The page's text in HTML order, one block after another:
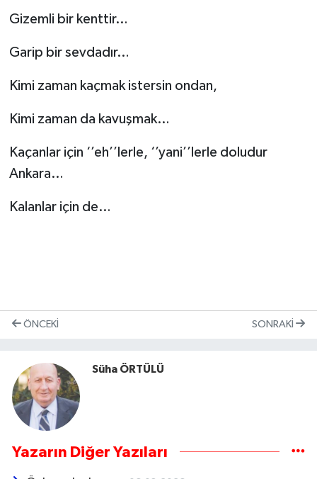
Gizemli bir kenttir…
Garip bir sevdadır…
Kimi zaman kaçmak istersin ondan,
Kimi zaman da kavuşmak…
Kaçanlar için ‘’eh’’lerle, ‘’yani’’lerle doludur
Ankara…
Kalanlar için de…
ÖNCEKI SONRAKI
Süha ÖRTÜLÜ
Yazarın Diğer Yazıları